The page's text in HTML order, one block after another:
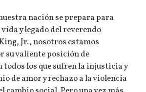
nación se prepara para
y legado del reverendo
Jr., nosotros estamos
su valiente posición de
los que sufren la injusticia y
de amor y rechazo a la violencia